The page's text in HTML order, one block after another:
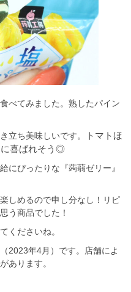
べてみました。熟したパイン
立ち美味しいです。
トマトほ
に喜ばれそう◎
にぴったりな『蒟蒻ゼリー』
しめるので申し分なし！リピ
う商品でした！
くださいね。
2023年4月）です。店舗によ
あります。